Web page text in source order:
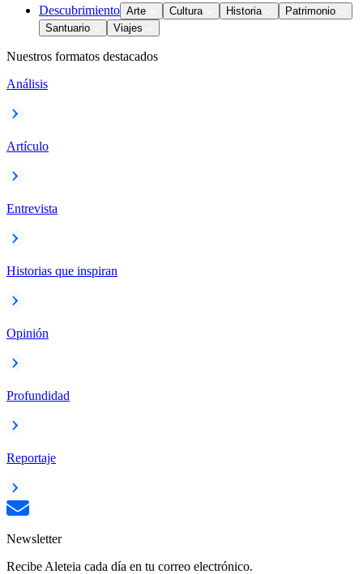
Descubrimiento Arte Cultura Historia
Patrimonio
Santuario
Viajes
Nuestros formatos destacados
Análisis
Artículo
Entrevista
Historias que inspiran
Opinión
Profundidad
Reportaje
Newsletter
Recibe Aleteia cada día en tu correo electrónico.